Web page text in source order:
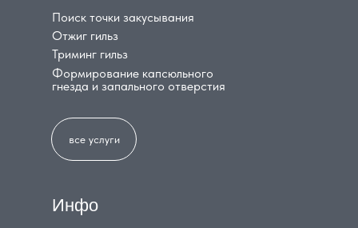
Инфо
Поиск точки закусывания
Отжиг гильз
Триминг гильз
Формирование капсюльного
гнезда и запального отверстия
все услуги